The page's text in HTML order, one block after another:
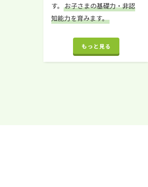
す。 お子さまの基礎力・非認
知能力を育みます。
もっと見る